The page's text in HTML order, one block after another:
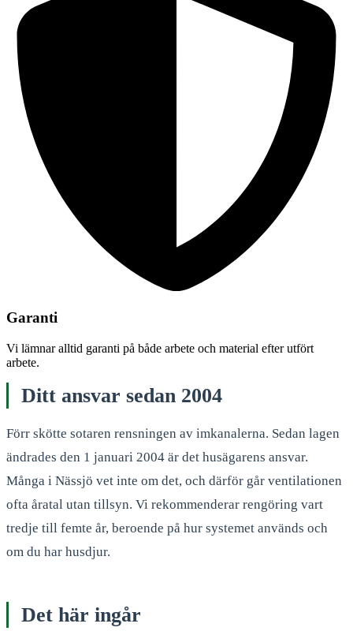
Garanti
Vi lämnar alltid garanti på både arbete och material efter utfört
arbete.
Ditt ansvar sedan 2004
Förr skötte sotaren rensningen av imkanalerna. Sedan lagen
ändrades den 1 januari 2004 är det husägarens ansvar.
Många i Nässjö vet inte om det, och därför går ventilationen
ofta åratal utan tillsyn. Vi rekommenderar rengöring vart
tredje till femte år, beroende på hur systemet används och
om du har husdjur.
Det här ingår